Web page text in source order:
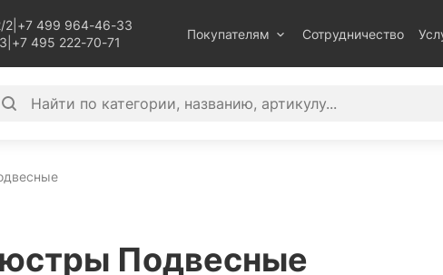
2 +7 499 964-46-33
+7 495 222-70-71
Покупателям Сотрудничество
Подвесные